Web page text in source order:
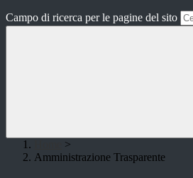
Campo di ricerca per le pagine del sito
>
Amministrazione Trasparente